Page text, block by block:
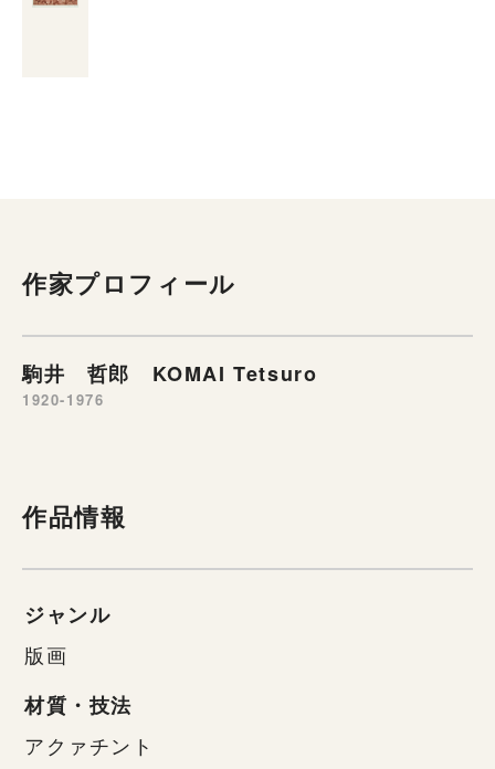
作家プロフィール
駒井 哲郎 KOMAI Tetsuro
1920-1976
作品情報
ジャンル
版画
材質・技法
アクァチント